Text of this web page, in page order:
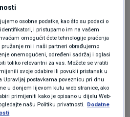
kuju cane corso uz
da je bila specijalizirana
bila veliko štene. Sad mi
kuju, preslikano
Odgovor
osobne podatke, kao što su podaci o
i pristupamo im na vašem
omogućit ćete tehnologije praćenja
mi i naši partneri obrađujemo
onemogućeni, određeni sadržaj i oglasi
toliko relevantni za vas. Možete se vratiti
svoje odabire ili povukli pristanak u
postavkama poveznicu pri dnu
u donjem lijevom kutu web stranice, ako
primijeniti kako je opisano u dijelu Web-
našu Politiku privatnosti. Dodatne